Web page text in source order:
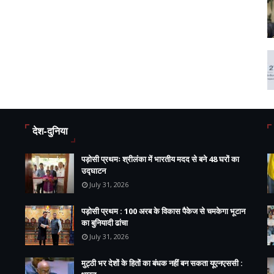
देश-दुनिया
पड़ोसी प्रथमः श्रीलंका में भारतीय मदद से बने 48 घरों का
उद्घाटन
July 31, 2026
पड़ोसी प्रथम : 100 अरब के विकास पैकेज से चमकेगा भूटान
का बुनियादी ढांचा
July 31, 2026
मुट्ठी भर देशों के हितों का बंधक नहीं बन सकता यूएनएससी :